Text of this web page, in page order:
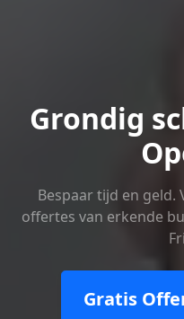
Grondig
Bespaar tijd en geld.
offertes van erkende
Gratis